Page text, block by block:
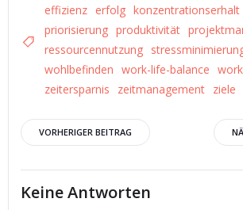
effizienz erfolg konzentrationserhalt
priorisierung produktivität
ressourcennutzung
wohlbefinden work-life-balance
zeitersparnis
zeitmanagement ziele
Beitrags-
Navigation
VORHERIGER BEITRAG
Keine Antworten